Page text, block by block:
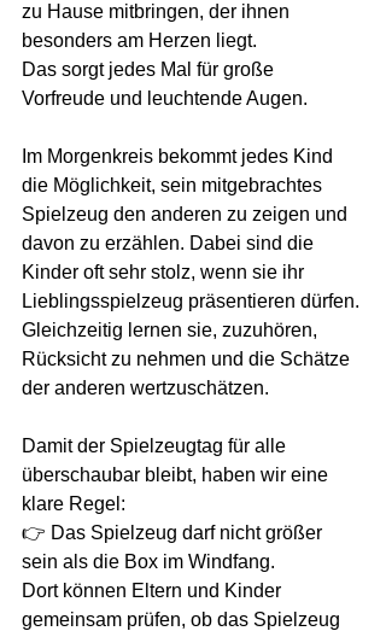
zu Hause mitbringen, der ihnen
besonders am Herzen liegt.
Das sorgt jedes Mal für große
Vorfreude und leuchtende Augen.
Im Morgenkreis bekommt jedes Kind
die Möglichkeit, sein mitgebrachtes
Spielzeug den anderen zu zeigen und
davon zu erzählen. Dabei sind die
Kinder oft sehr stolz, wenn sie ihr
Lieblingsspielzeug präsentieren dürfen.
Gleichzeitig lernen sie, zuzuhören,
Rücksicht zu nehmen und die Schätze
der anderen wertzuschätzen.
Damit der Spielzeugtag für alle
überschaubar bleibt, haben wir eine
klare Regel:
👉 Das Spielzeug darf nicht größer
sein als die Box im Windfang.
Dort können Eltern und Kinder
gemeinsam prüfen, ob das Spielzeug